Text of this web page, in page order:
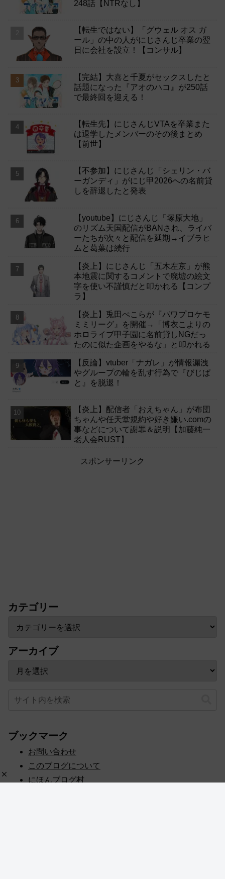
248話【NTRなし】
【転生ではない】「グウェル オス ガ
ール」の中の人がにじさんじ卒業の翌
日に会社を設立！【コンサル】
【完結】大喜と千夏がセックスしたと
話題になった『アオのハコ』が250話
で最終回を迎える！
【転生先】にじさんじVTAを卒業また
は退学したメンバーのその後まとめ
【前世】
【不参加】にじさんじ「シェリン・バ
ーガンディ」がにじ甲2026への名前貸
しを辞退したと発表
【youtube】にじさんじ「塚原大地」
のリズム天国配信がBANされ、ライバ
ーたちが次々と配信を延期→イブラヒ
ムと葛葉は続行
【炎上】にじさんじ「五木左京」が熊
本地震に関するコメントで廃墟の絵文
字を使い不謹慎だと叩かれる【コンプ
ラ】
【炎上】兎田ぺこらが『パワプロケモ
ミミリーグ』を開催→「博衣こよりの
ホロライブ甲子園に名前貸しNGだっ
たのに似た企画をやるな」と叩かれる
【反論】vtuber「ナガレ」が情報漏洩
やグループの輪を乱す行為で『びじぱ
と』を脱退！
【炎上】配信者「おえちゃん」が布団
ちゃんや任天堂規約や好き嫌い.comの
事などについて謝罪＆説明【加藤純一
老人会RUST】
スポンサーリンク
カテゴリー
アーカイブ
ブックマーク
お問い合わせ
このブログについて
にほんブログ村